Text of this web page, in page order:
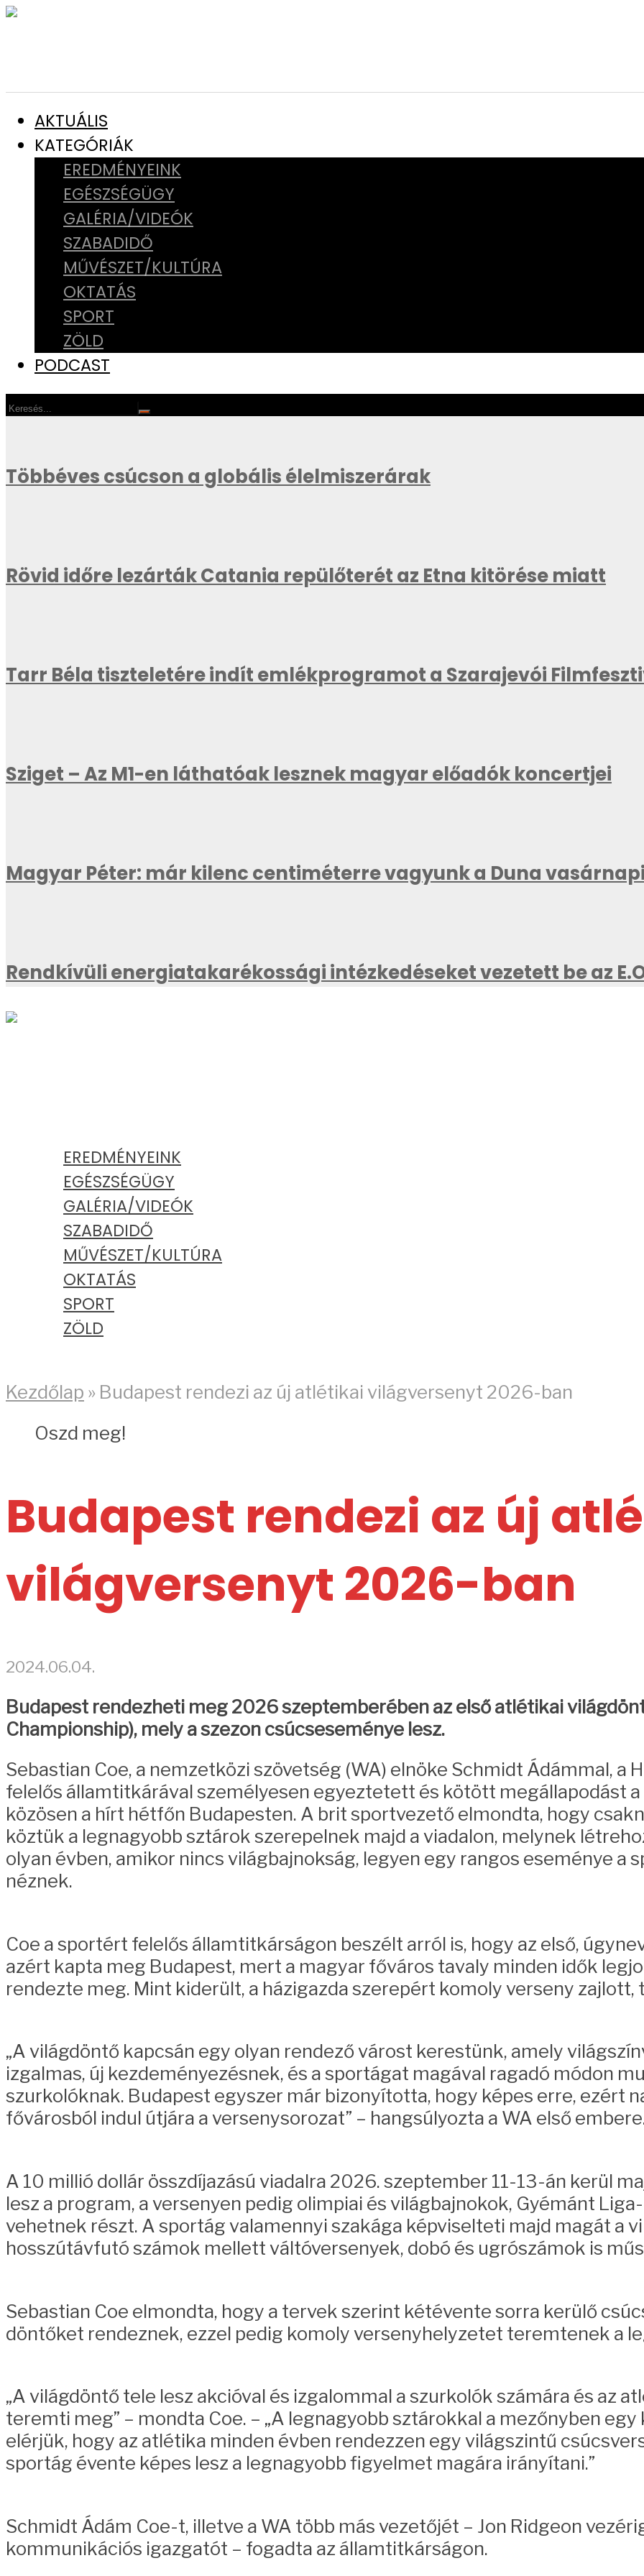
AKTUÁLIS
KATEGÓRIÁK
EREDMÉNYEINK
EGÉSZSÉGÜGY
GALÉRIA/VIDEÓK
SZABADIDŐ
MŰVÉSZET/KULTÚRA
OKTATÁS
SPORT
ZÖLD
PODCAST
Többéves csúcson a globális élelmiszerárak
Rövid időre lezárták Catania repülőterét az Etna kitörése miatt
Tarr Béla tiszteletére indít emlékprogramot a Szarajevói
Sziget – Az M1-en láthatóak lesznek magyar előadók koncertjei
Magyar Péter: már kilenc centiméterre vagyunk a Duna
Rendkívüli energiatakarékossági intézkedéseket vezetett be az
EREDMÉNYEINK
EGÉSZSÉGÜGY
GALÉRIA/VIDEÓK
SZABADIDŐ
MŰVÉSZET/KULTÚRA
OKTATÁS
SPORT
ZÖLD
Kezdőlap » Budapest rendezi az új atlétikai világversenyt 2026-ban
Oszd meg!
Budapest rendezi az új
világversenyt 2026-ban
2024.06.04.
Budapest rendezheti meg 2026 szeptemberében az első atlétikai
Championship), mely a szezon csúcseseménye lesz.
Sebastian Coe, a nemzetközi szövetség (WA) elnöke Schmidt Ádámmal,
felelős államtitkárával személyesen egyeztetett és kötött megállapodást
közösen a hírt hétfőn Budapesten. A brit sportvezető elmondta, hogy
köztük a legnagyobb sztárok szerepelnek majd a viadalon, melynek
olyan évben, amikor nincs világbajnokság, legyen egy rangos eseménye a
néznek.
Coe a sportért felelős államtitkárságon beszélt arról is, hogy az első,
azért kapta meg Budapest, mert a magyar főváros tavaly minden idők
rendezte meg. Mint kiderült, a házigazda szerepért komoly verseny
„A világdöntő kapcsán egy olyan rendező várost kerestünk, amely
izgalmas, új kezdeményezésnek, és a sportágat magával ragadó módon
szurkolóknak. Budapest egyszer már bizonyította, hogy képes erre, ezért
fővárosból indul útjára a versenysorozat” – hangsúlyozta a WA első
A 10 millió dollár összdíjazású viadalra 2026. szeptember 11-13-án kerül
lesz a program, a versenyen pedig olimpiai és világbajnokok, Gyémánt
vehetnek részt. A sportág valamennyi szakága képviselteti majd magát a
hosszútávfutó számok mellett váltóversenyek, dobó és ugrószámok is
Sebastian Coe elmondta, hogy a tervek szerint kétévente sorra kerülő
döntőket rendeznek, ezzel pedig komoly versenyhelyzetet teremtenek a
„A világdöntő tele lesz akcióval és izgalommal a szurkolók számára és az
teremti meg” – mondta Coe. – „A legnagyobb sztárokkal a mezőnyben
elérjük, hogy az atlétika minden évben rendezzen egy világszintű
sportág évente képes lesz a legnagyobb figyelmet magára irányítani.”
Schmidt Ádám Coe-t, illetve a WA több más vezetőjét – Jon Ridgeon
kommunikációs igazgatót – fogadta az államtitkárságon.